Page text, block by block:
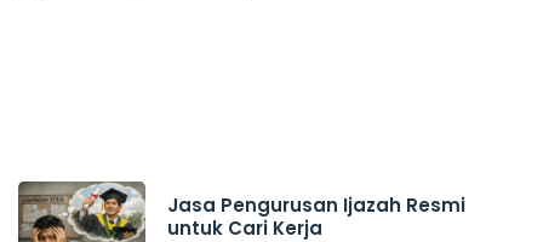
Jasa Pengurusan Ijazah Resmi
untuk Cari Kerja